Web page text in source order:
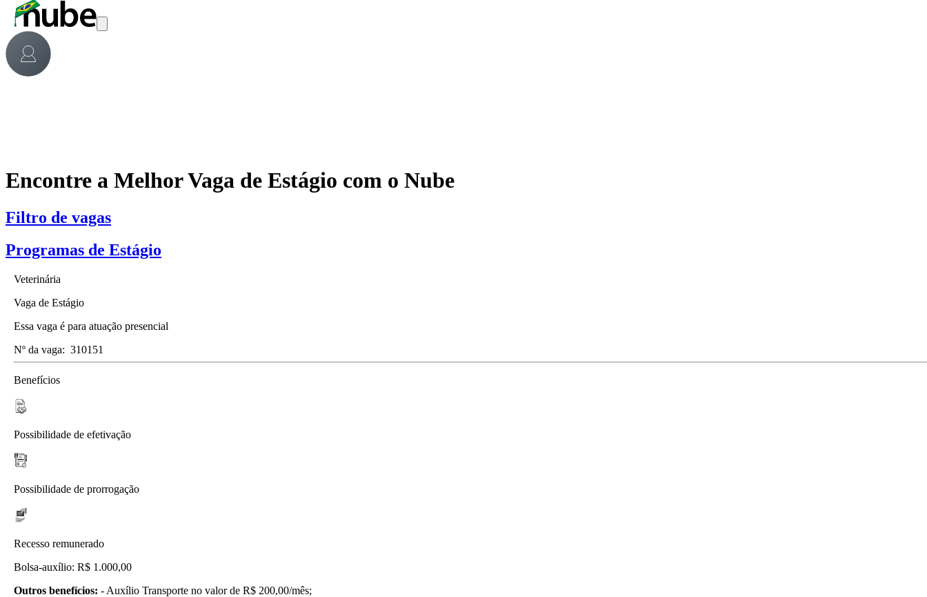
Encontre a Melhor Vaga de Estágio com o Nube
Filtro de vagas
Programas de Estágio
Veterinária
Vaga de Estágio
Essa vaga é para atuação presencial
Nº da vaga: 310151
Benefícios
Possibilidade de efetivação
Possibilidade de prorrogação
Recesso remunerado
Bolsa-auxílio: R$ 1.000,00
Outros benefícios: - Auxílio Transporte no valor de R$ 200,00/mês;